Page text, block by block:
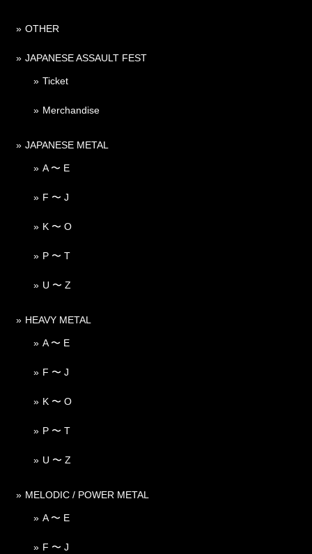
OTHER
JAPANESE ASSAULT FEST
Ticket
Merchandise
JAPANESE METAL
A 〜 E
F 〜 J
K 〜 O
P 〜 T
U 〜 Z
HEAVY METAL
A 〜 E
F 〜 J
K 〜 O
P 〜 T
U 〜 Z
MELODIC / POWER METAL
A 〜 E
F 〜 J